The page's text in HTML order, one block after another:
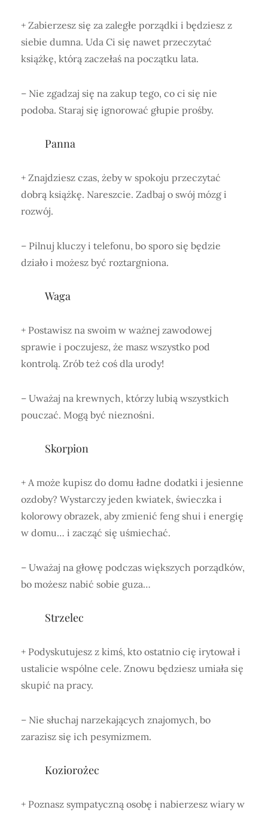
+ Zabierzesz się za zaległe porządki i będziesz z
siebie dumna. Uda Ci się nawet przeczytać
książkę, którą zaczełaś na początku lata.
– Nie zgadzaj się na zakup tego, co ci się nie
podoba. Staraj się ignorować głupie prośby.
Panna
+ Znajdziesz czas, żeby w spokoju przeczytać
dobrą książkę. Nareszcie. Zadbaj o swój mózg i
rozwój.
– Pilnuj kluczy i telefonu, bo sporo się będzie
działo i możesz być roztargniona.
Waga
+ Postawisz na swoim w ważnej zawodowej
sprawie i poczujesz, że masz wszystko pod
kontrolą. Zrób też coś dla urody!
– Uważaj na krewnych, którzy lubią wszystkich
pouczać. Mogą być nieznośni.
Skorpion
+ A może kupisz do domu ładne dodatki i jesienne
ozdoby? Wystarczy jeden kwiatek, świeczka i
kolorowy obrazek, aby zmienić feng shui i energię
w domu… i zacząć się uśmiechać.
– Uważaj na głowę podczas większych porządków,
bo możesz nabić sobie guza…
Strzelec
+ Podyskutujesz z kimś, kto ostatnio cię irytował i
ustalicie wspólne cele. Znowu będziesz umiała się
skupić na pracy.
– Nie słuchaj narzekających znajomych, bo
zarazisz się ich pesymizmem.
Koziorożec
+ Poznasz sympatyczną osobę i nabierzesz wiary w